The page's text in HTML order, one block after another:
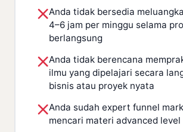
Anda tidak bersedia
4–6 jam per minggu selama
berlangsung
Anda tidak berencana
ilmu yang dipelajari secara
bisnis atau proyek nyata
Anda sudah expert funnel
mencari materi advanced